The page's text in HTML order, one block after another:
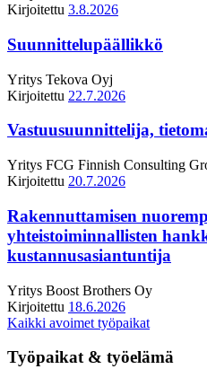
Kirjoitettu 3.8.2026
Suunnittelupäällikkö
Yritys Tekova Oyj
Kirjoitettu 22.7.2026
Vastuusuunnittelija,
Yritys FCG Finnish Consulting
Kirjoitettu 20.7.2026
Rakennuttamisen
yhteistoiminnallisten
kustannusasiantuntija
Yritys Boost Brothers Oy
Kirjoitettu 18.6.2026
Kaikki avoimet työpaikat
Työpaikat & työelämä